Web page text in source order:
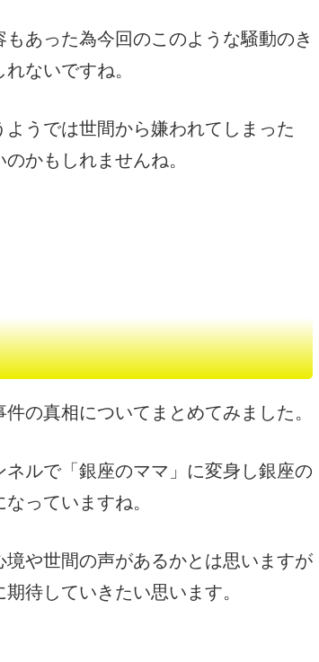
あった為今回のこのような騒動のき
ないですね。
うでは世間から嫌われてしまった
かもしれませんね。
の真相についてまとめてみました。
ルで「銀座のママ」に変身し銀座の
っていますね。
や世間の声があるかとは思いますが
待していきたい思います。